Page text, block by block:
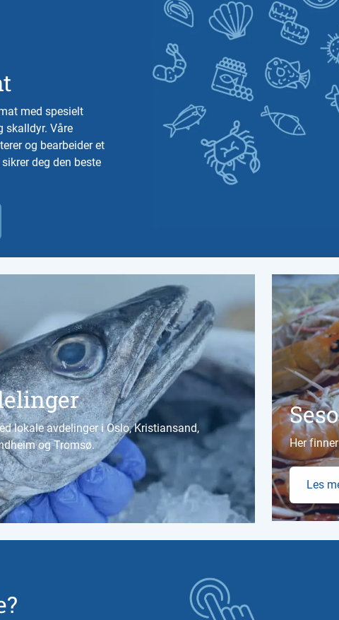
med spesielt
skalldyr. Våre
og bearbeider et
deg den beste
lokale avdelinger i Oslo, Kristiansand,
og Tromsø.
Her
Les